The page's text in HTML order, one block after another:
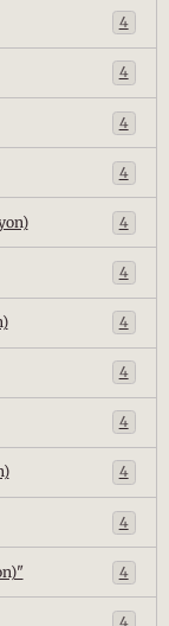
4
4
4
4
4
4
4
4
4
4
4
4
4